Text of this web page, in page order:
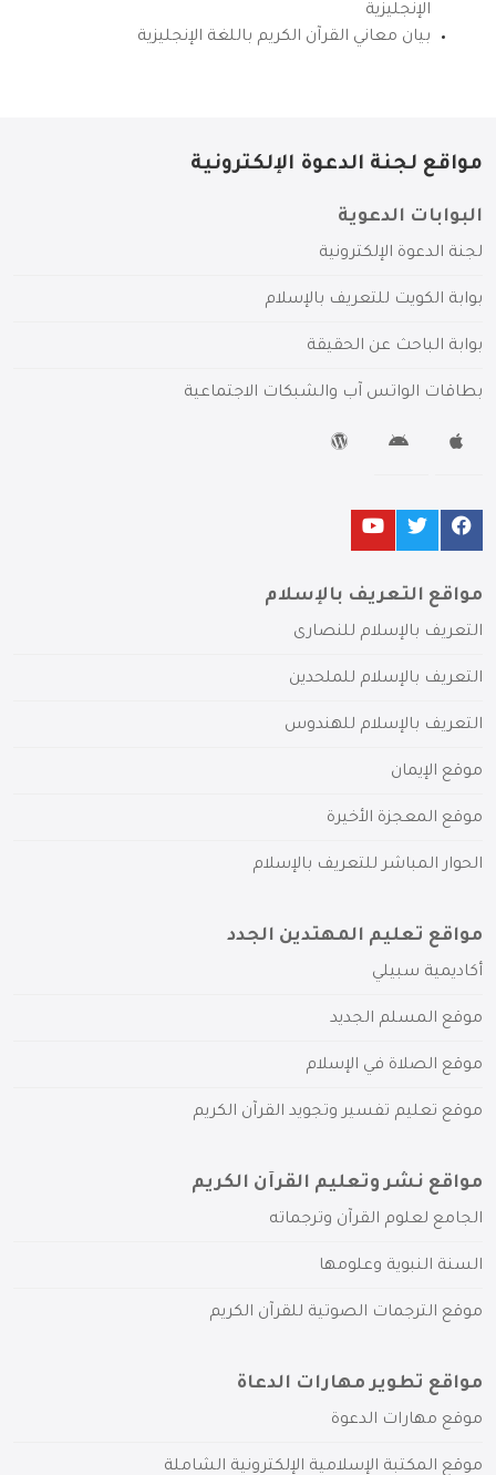
الإنجليزية
بيان معاني القرآن الكريم باللغة الإنجليزية
مواقع لجنة الدعوة الإلكترونية
البوابات الدعوية
لجنة الدعوة الإلكترونية
بوابة الكويت للتعريف بالإسلام
بوابة الباحث عن الحقيقة
بطاقات الواتس آب والشبكات الاجتماعية
مواقع التعريف بالإسلام
التعريف بالإسلام للنصارى
التعريف بالإسلام للملحدين
التعريف بالإسلام للهندوس
موقع الإيمان
موقع المعجزة الأخيرة
الحوار المباشر للتعريف بالإسلام
مواقع تعليم المهتدين الجدد
أكاديمية سبيلي
موقع المسلم الجديد
موقع الصلاة في الإسلام
موقع تعليم تفسير وتجويد القرآن الكريم
مواقع نشر وتعليم القرآن الكريم
الجامع لعلوم القرآن وترجماته
السنة النبوية وعلومها
موقع الترجمات الصوتية للقرآن الكريم
مواقع تطوير مهارات الدعاة
موقع مهارات الدعوة
موقع المكتبة الإسلامية الإلكترونية الشاملة